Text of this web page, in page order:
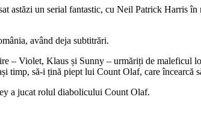
astăzi un serial fantastic, cu Neil Patrick Harris
având deja subtitrări.
– Violet, Klaus și Sunny – urmăriți de maleficul
timp, să-i țină piept lui Count Olaf, care încearcă
a jucat rolul diabolicului Count Olaf.